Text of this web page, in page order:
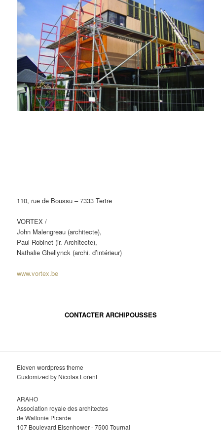
110, rue de Boussu – 7333 Tertre
VORTEX /
John Malengreau (architecte),
Paul Robinet (ir. Architecte),
Nathalie Ghellynck (archi. d’intérieur)
www.vortex.be
CONTACTER ARCHIPOUSSES
Eleven wordpress theme
Customized by Nicolas Lorent
ARAHO
Association royale des architectes
de Wallonie Picarde
107 Boulevard Eisenhower - 7500 Tournai